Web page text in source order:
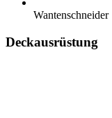
Wantenschneider
Deckausrüstung